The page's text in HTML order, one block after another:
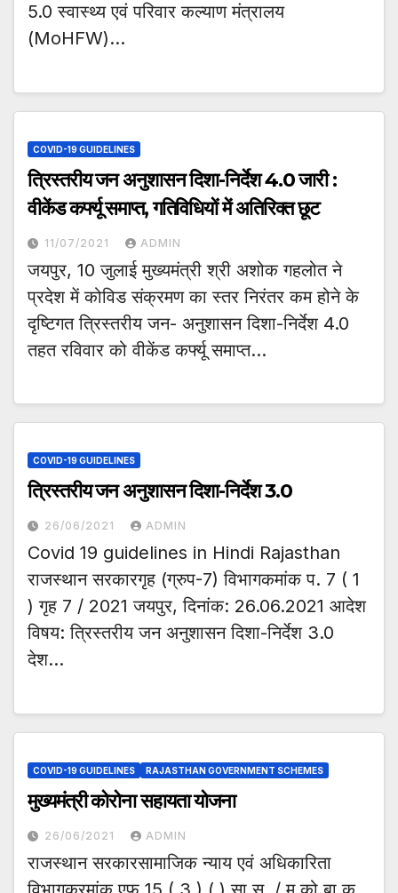
5.0 स्वास्थ्य एवं परिवार कल्याण मंत्रालय
(MoHFW)…
COVID-19 GUIDELINES
त्रिस्तरीय जन अनुशासन दिशा-निर्देश 4.0 जारी :
वीकेंड कर्फ्यू समाप्त, गतिविधियों में अतिरिक्त छूट
11/07/2021 ADMIN
जयपुर, 10 जुलाई मुख्यमंत्री श्री अशोक गहलोत ने
प्रदेश में कोविड संक्रमण का स्तर निरंतर कम होने के
दृष्टिगत त्रिस्तरीय जन- अनुशासन दिशा-निर्देश 4.0
तहत रविवार को वीकेंड कर्फ्यू समाप्त…
COVID-19 GUIDELINES
त्रिस्तरीय जन अनुशासन दिशा-निर्देश 3.0
26/06/2021 ADMIN
Covid 19 guidelines in Hindi Rajasthan
राजस्थान सरकारगृह (ग्रुप-7) विभागकमांक प. 7 ( 1
) गृह 7 / 2021 जयपुर, दिनांक: 26.06.2021 आदेश
विषय: त्रिस्तरीय जन अनुशासन दिशा-निर्देश 3.0
देश…
COVID-19 GUIDELINES RAJASTHAN GOVERNMENT SCHEMES
मुख्यमंत्री कोरोना सहायता योजना
26/06/2021 ADMIN
राजस्थान सरकारसामाजिक न्याय एवं अधिकारिता